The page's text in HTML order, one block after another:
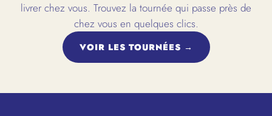
livrer chez vous. Trouvez la tournée qui passe près de
chez vous en quelques clics.
VOIR LES TOURNÉES →